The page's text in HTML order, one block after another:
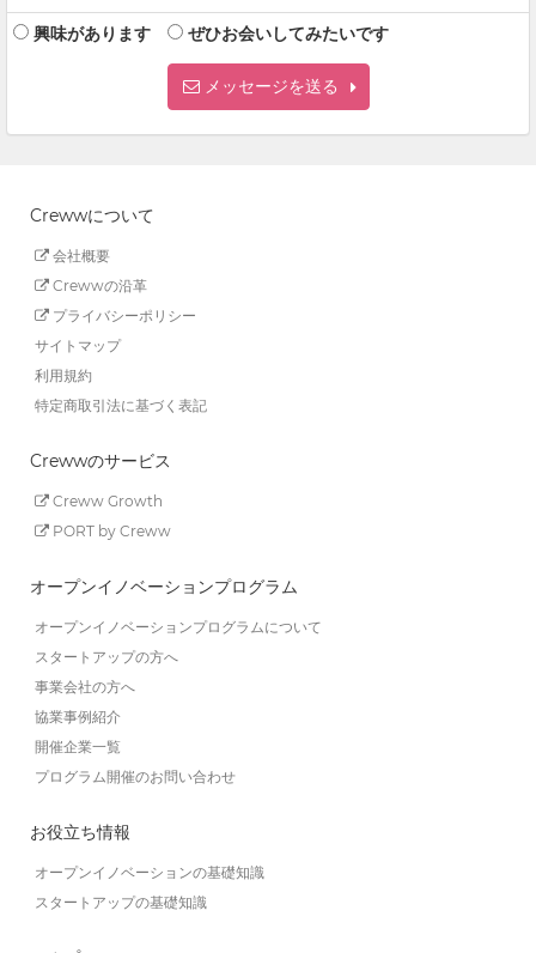
興味があります ぜひお会いしてみたいです
メッセージを送る
Crewwについて
会社概要
Crewwの沿革
プライバシーポリシー
サイトマップ
利用規約
特定商取引法に基づく表記
Crewwのサービス
Creww Growth
PORT by Creww
オープンイノベーションプログラム
オープンイノベーションプログラムについて
スタートアップの方へ
事業会社の方へ
協業事例紹介
開催企業一覧
プログラム開催のお問い合わせ
お役立ち情報
オープンイノベーションの基礎知識
スタートアップの基礎知識